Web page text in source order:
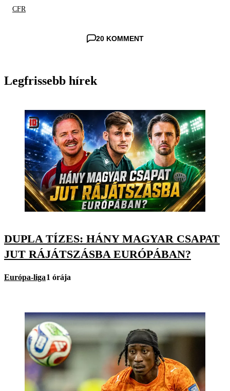
CFR
20 KOMMENT
Legfrissebb hírek
DUPLA TÍZES: HÁNY MAGYAR CSAPAT
JUT RÁJÁTSZÁSBA EURÓPÁBAN?
Európa-liga1 órája